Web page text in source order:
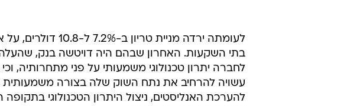
לעומתה ירדה מניית
בתי השקעות. האחרון שבהם היה דויטשה בנק,
לחברה יתרון טכנולוגי משמעותי על פני מתחרותיה,
עשויה להרחיב את נתח השוק שלה בצורה משמעותית
להערכת האנליסטים, ניצול היתרון הטכנולוגי